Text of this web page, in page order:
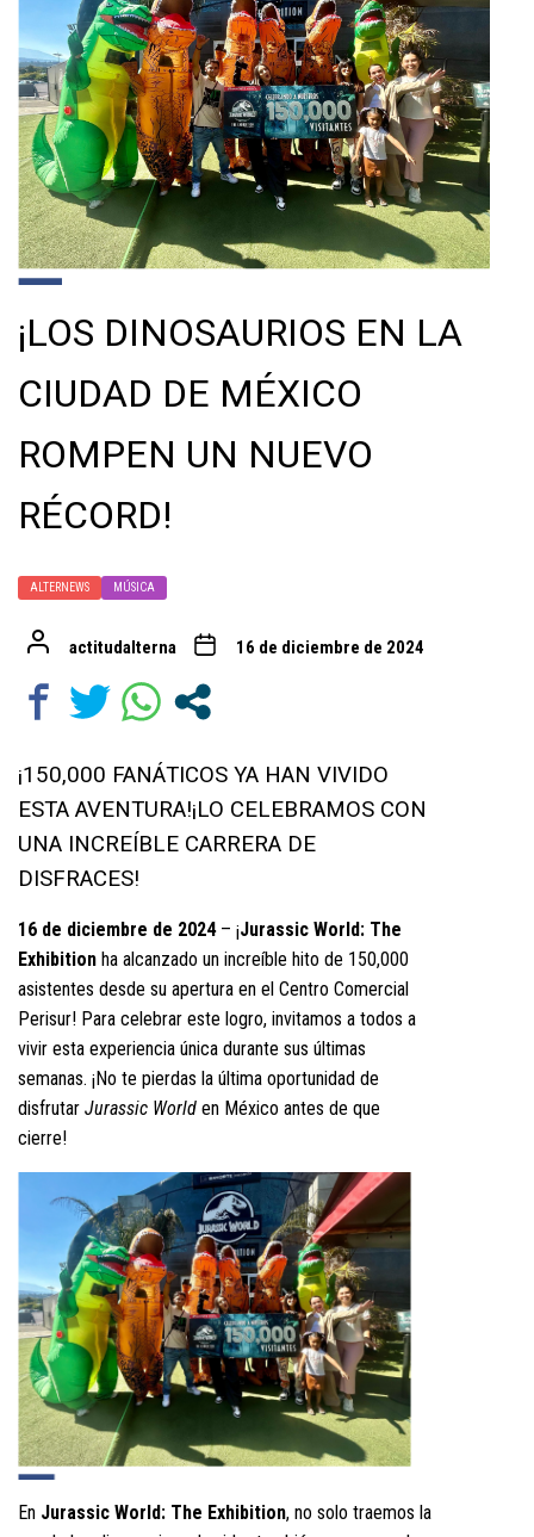
¡LOS DINOSAURIOS EN LA
CIUDAD DE MÉXICO
ROMPEN UN NUEVO
RÉCORD!
ALTERNEWS MÚSICA
actitudalterna 16 de diciembre de 2024
¡150,000 FANÁTICOS YA HAN VIVIDO
ESTA AVENTURA!¡LO CELEBRAMOS CON
UNA INCREÍBLE CARRERA DE
DISFRACES!
16 de diciembre de 2024– ¡Jurassic World: The
Exhibition ha alcanzado un increíble hito de 150,000
asistentes desde su apertura en el Centro Comercial
Perisur! Para celebrar este logro, invitamos a todos a
vivir esta experiencia única durante sus últimas
semanas. ¡No te pierdas la última oportunidad de
disfrutar Jurassic World en México antes de que
cierre!
En Jurassic World: The Exhibition, no solo traemos la